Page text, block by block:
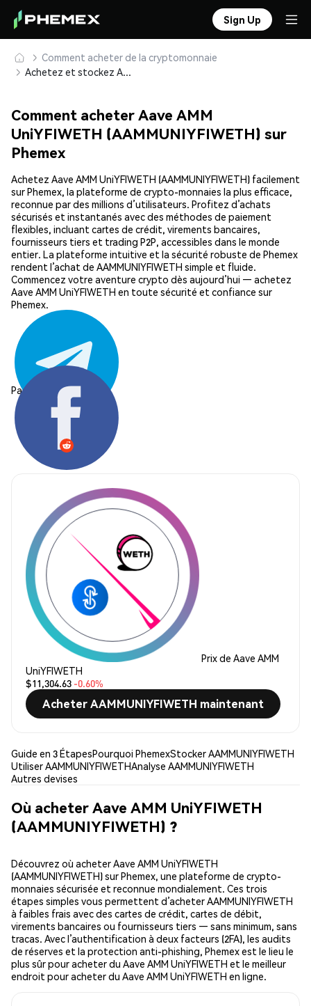
Sign Up
Comment acheter de la cryptomonnaie
Achetez et stockez Aave AMM UniYFIWETH (AAMMUNIYFIWETH) en toute sécurité
Comment acheter Aave AMM
UniYFIWETH (AAMMUNIYFIWETH) sur
Phemex
Achetez Aave AMM UniYFIWETH (AAMMUNIYFIWETH) facilement
sur Phemex, la plateforme de crypto-monnaies la plus efficace,
reconnue par des millions d’utilisateurs. Profitez d’achats
sécurisés et instantanés avec des méthodes de paiement
flexibles, incluant cartes de crédit, virements bancaires,
fournisseurs tiers et trading P2P, accessibles dans le monde
entier. La plateforme intuitive et la sécurité robuste de Phemex
rendent l’achat de AAMMUNIYFIWETH simple et fluide.
Commencez votre aventure crypto dès aujourd’hui — achetez
Aave AMM UniYFIWETH en toute sécurité et confiance sur
Phemex.
Partager:
Prix de Aave AMM
UniYFIWETH
$11,304.63 -0.60%
Acheter AAMMUNIYFIWETH maintenant
Guide en 3 ÉtapesPourquoi PhemexStocker AAMMUNIYFIWETH
Utiliser AAMMUNIYFIWETHAnalyse AAMMUNIYFIWETH
Autres devises
Où acheter Aave AMM UniYFIWETH
(AAMMUNIYFIWETH) ?
Découvrez où acheter Aave AMM UniYFIWETH
(AAMMUNIYFIWETH) sur Phemex, une plateforme de crypto-
monnaies sécurisée et reconnue mondialement. Ces trois
étapes simples vous permettent d’acheter AAMMUNIYFIWETH
à faibles frais avec des cartes de crédit, cartes de débit,
virements bancaires ou fournisseurs tiers — sans minimum, sans
tracas. Avec l’authentification à deux facteurs (2FA), les audits
de réserves et la protection anti-phishing, Phemex est le lieu le
plus sûr pour acheter du Aave AMM UniYFIWETH et le meilleur
endroit pour acheter du Aave AMM UniYFIWETH en ligne.